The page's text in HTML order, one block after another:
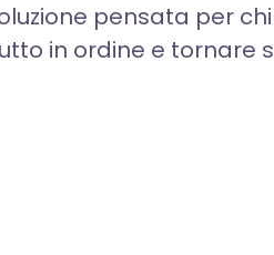
pensata per
in ordine e tornare